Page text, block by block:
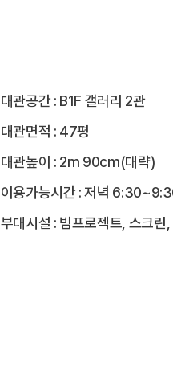
대관공간 : B1F 갤러리 2관
대관면적 : 47평
대관높이 : 2m 90cm(대략)
이용가능시간 : 저녁
부대시설 : 빔프로젝트, 스크